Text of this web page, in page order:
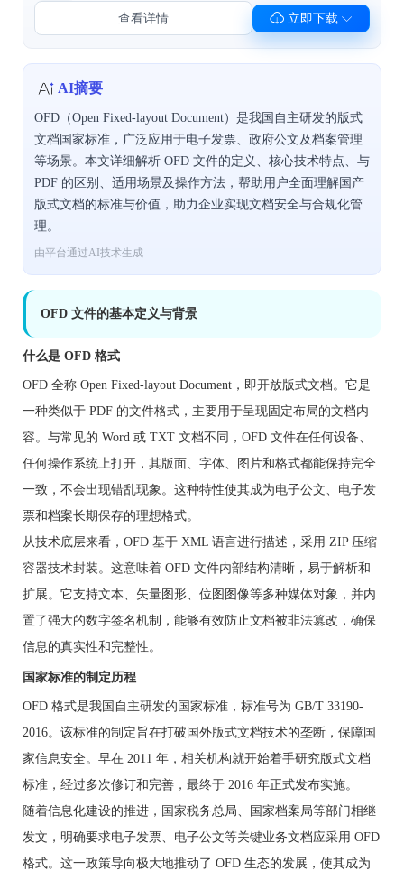
查看详情
立即下载
AI摘要
OFD（Open Fixed-layout Document）是我国自主研发的版式
文档国家标准，广泛应用于电子发票、政府公文及档案管理
等场景。本文详细解析 OFD 文件的定义、核心技术特点、与
PDF 的区别、适用场景及操作方法，帮助用户全面理解国产
版式文档的标准与价值，助力企业实现文档安全与合规化管
理。
由平台通过AI技术生成
OFD 文件的基本定义与背景
什么是 OFD 格式
OFD 全称 Open Fixed-layout Document，即开放版式文档。它是
一种类似于 PDF 的文件格式，主要用于呈现固定布局的文档内
容。与常见的 Word 或 TXT 文档不同，OFD 文件在任何设备、
任何操作系统上打开，其版面、字体、图片和格式都能保持完全
一致，不会出现错乱现象。这种特性使其成为电子公文、电子发
票和档案长期保存的理想格式。
从技术底层来看，OFD 基于 XML 语言进行描述，采用 ZIP 压缩
容器技术封装。这意味着 OFD 文件内部结构清晰，易于解析和
扩展。它支持文本、矢量图形、位图图像等多种媒体对象，并内
置了强大的数字签名机制，能够有效防止文档被非法篡改，确保
信息的真实性和完整性。
国家标准的制定历程
OFD 格式是我国自主研发的国家标准，标准号为 GB/T 33190-
2016。该标准的制定旨在打破国外版式文档技术的垄断，保障国
家信息安全。早在 2011 年，相关机构就开始着手研究版式文档
标准，经过多次修订和完善，最终于 2016 年正式发布实施。
随着信息化建设的推进，国家税务总局、国家档案局等部门相继
发文，明确要求电子发票、电子公文等关键业务文档应采用 OFD
格式。这一政策导向极大地推动了 OFD 生态的发展，使其成为